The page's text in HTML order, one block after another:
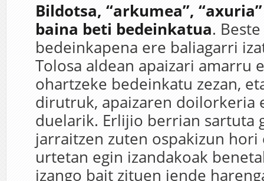
Bildotsa, “arkumea”,
baina beti bedeinkatua.
bedeinkapena ere baliagarri
Tolosa aldean apaizari amarru
ohartzeke bedeinkatu zezan,
dirutruk, apaizaren doilorkeria
duelarik. Erlijio berrian sartuta
jarraitzen zuten ospakizun hori
urtetan egin izandakoak
izango bait zituen jende